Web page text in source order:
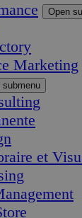
Open
Marketing
submenu
et